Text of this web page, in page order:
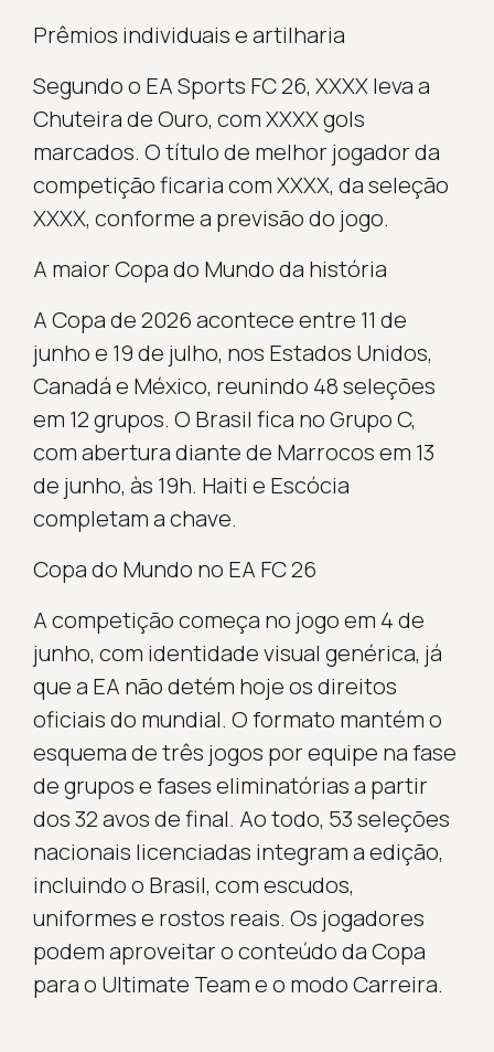
Prêmios individuais e artilharia
Segundo o EA Sports FC 26, XXXX leva a
Chuteira de Ouro, com XXXX gols
marcados. O título de melhor jogador da
competição ficaria com XXXX, da seleção
XXXX, conforme a previsão do jogo.
A maior Copa do Mundo da história
A Copa de 2026 acontece entre 11 de
junho e 19 de julho, nos Estados Unidos,
Canadá e México, reunindo 48 seleções
em 12 grupos. O Brasil fica no Grupo C,
com abertura diante de Marrocos em 13
de junho, às 19h. Haiti e Escócia
completam a chave.
Copa do Mundo no EA FC 26
A competição começa no jogo em 4 de
junho, com identidade visual genérica, já
que a EA não detém hoje os direitos
oficiais do mundial. O formato mantém o
esquema de três jogos por equipe na fase
de grupos e fases eliminatórias a partir
dos 32 avos de final. Ao todo, 53 seleções
nacionais licenciadas integram a edição,
incluindo o Brasil, com escudos,
uniformes e rostos reais. Os jogadores
podem aproveitar o conteúdo da Copa
para o Ultimate Team e o modo Carreira.